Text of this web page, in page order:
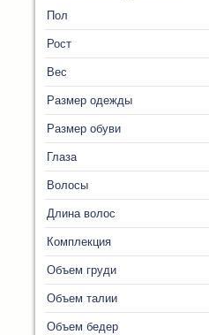
Пол
Рост
Вес
Размер одежды
Размер обуви
Глаза
Волосы
Длина волос
Комплекция
Объем груди
Объем талии
Объем бедер